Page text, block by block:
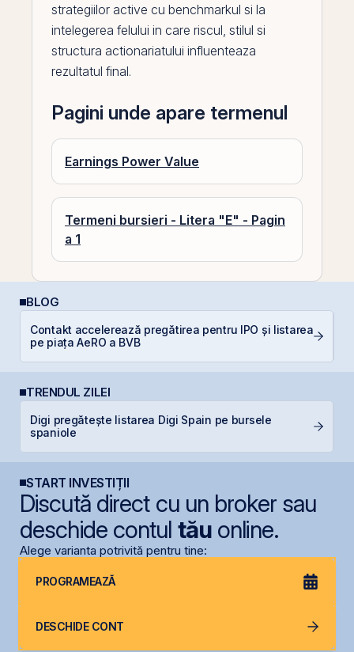
strategiilor active cu benchmarkul si la
intelegerea felului in care riscul, stilul si
structura actionariatului influenteaza
rezultatul final.
Pagini unde apare termenul
Earnings Power Value
Termeni bursieri - Litera "E" - Pagin
a 1
BLOG
Contakt accelerează pregătirea pentru IPO și listarea
pe piața AeRO a BVB
TRENDUL ZILEI
Digi pregătește listarea Digi Spain pe bursele
spaniole
START INVESTIȚII
Discută direct cu un broker sau
deschide contul tăuonline.
Alege varianta potrivită pentru tine:
PROGRAMEAZĂ
DESCHIDE CONT